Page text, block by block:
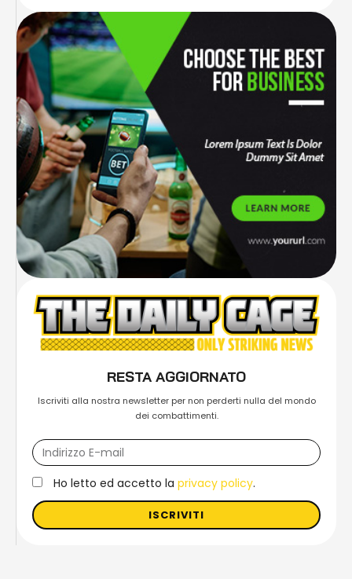
RESTA AGGIORNATO
Iscriviti alla nostra newsletter per non perderti nulla del mondo
dei combattimenti.
Ho letto ed accetto la privacy policy.
ISCRIVITI